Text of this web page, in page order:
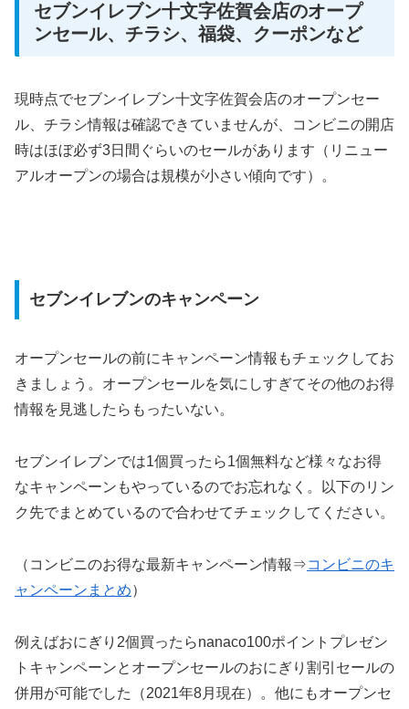
セブンイレブン十文字佐賀会店のオープ
ンセール、チラシ、福袋、クーポンなど
現時点でセブンイレブン十文字佐賀会店のオープンセー
ル、チラシ情報は確認できていませんが、コンビニの開店
時はほぼ必ず3日間ぐらいのセールがあります（リニュー
アルオープンの場合は規模が小さい傾向です）。
セブンイレブンのキャンペーン
オープンセールの前にキャンペーン情報もチェックしてお
きましょう。オープンセールを気にしすぎてその他のお得
情報を見逃したらもったいない。
セブンイレブンでは1個買ったら1個無料など様々なお得
なキャンペーンもやっているのでお忘れなく。以下のリン
ク先でまとめているので合わせてチェックしてください。
（コンビニのお得な最新キャンペーン情報⇒コンビニのキ
ャンペーンまとめ）
例えばおにぎり2個買ったらnanaco100ポイントプレゼン
トキャンペーンとオープンセールのおにぎり割引セールの
併用が可能でした（2021年8月現在）。他にもオープンセ